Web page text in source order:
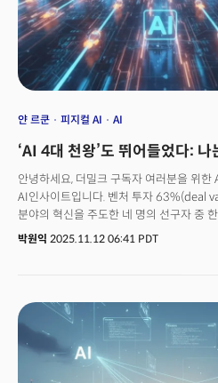
두나무 기존 주주들과 주식 교환을 완료하
15.1조 원, 네이버파이낸셜은 약 4.9조 원
1:3.06이라는 비율로 산정되나, 실제 발행
비율은 1:2.54(두나무 1주당 네이버파이
완료 후 네이버는 통합 법인의 최대 주주가
성장의 핵심 인프라를 현금 유출 없이 확보
예정이다. 네이버가 스테이블코인을 발행
환전하는 구조다. 사용자는 네이버페이 내
(가칭)'을 발행받고, 이 코인을 업비트에서
있다. 이는 기존 카드 결제망을 우회한 독
한국형 스테이블코인의 첫 사례가 될 가능
얀 르쿤 피지컬 AI AI
‘AI 4대 천왕’도 뛰어들었다: 나
안녕하세요, 더밀크 구독자 여러분을 위한
AI인사이트입니다. 벤처 투자 63%(deal
분야의 혁신을 주도한 네 명의 선구자 중
수석 AI 과학자 겸 뉴욕대(NYU) 교수가 AI
나설 것이라는 게 업계 전문가들의 관측
2018년 ‘컴퓨터과학계 노벨상’으로 꼽히
Hinton) 토론토대 교수, 요아 벤지오
공동 수상한 AI 분야 최고 석학입니다. 이
새로운 도전에 나선 배경은 무엇일까요?
박원익 2025.11.12 06:41 PDT